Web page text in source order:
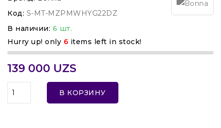
Код: S-MT-MZPMWHYG22DZ
В наличии: 6 шт.
Hurry up! only 6 items left in stock!
139 000 UZS
В КОРЗИНУ